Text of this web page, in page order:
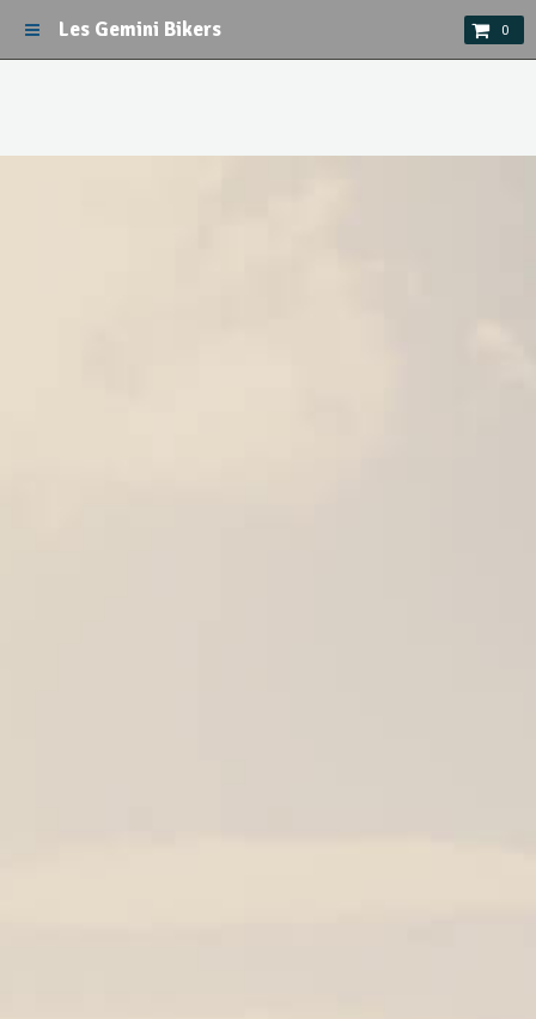
Les Gemini Bikers 0